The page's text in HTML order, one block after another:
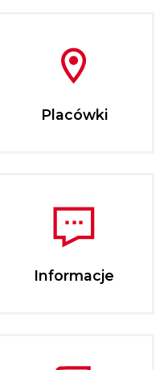
Placówki
Informacje